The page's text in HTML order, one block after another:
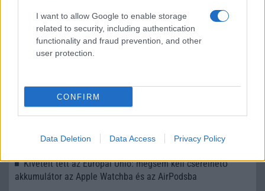
I want to allow Google to enable storage
related to security, including authentication
functionality and fraud prevention, and other
user protection.
CONFIRM
Data Deletion Data Access Privacy Policy
Az iOS 17 sideloading csak Európában lesz elérhető
A Facebookról tölthetünk majd le appokat az EU-ban
Pontosított az Apple, ennyi időt ad az EU-n kívüli
tartózkodásra
Unió: új szabályok jöhetnek a gyermekek védelmében
Kivételt tett az Európai Unió: mégsem kell cserélhető
akkumulátor az Apple Watchba és az AirPodsba